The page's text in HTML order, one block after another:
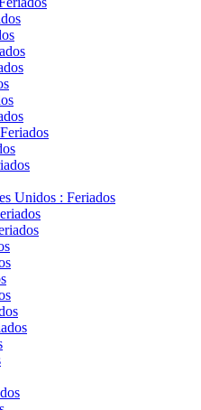
Unidos : Feriados